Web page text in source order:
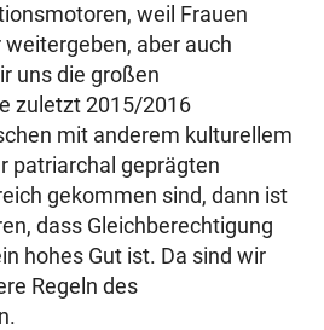
weil Frauen
weitergeben, aber auch
uns die großen
zuletzt 2015/2016
mit anderem kulturellem
patriarchal geprägten
gekommen sind, dann ist
dass Gleichberechtigung
hohes Gut ist. Da sind wir
Regeln des